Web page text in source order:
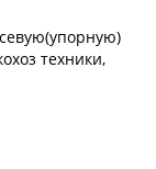
техники,